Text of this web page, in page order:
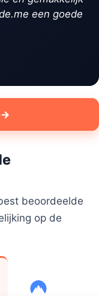
een goede
→
beoordeelde
op de